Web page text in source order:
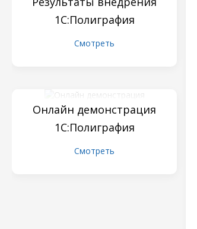
1С:Полиграфия
Смотреть
Онлайн демонстрация
1С:Полиграфия
Смотреть